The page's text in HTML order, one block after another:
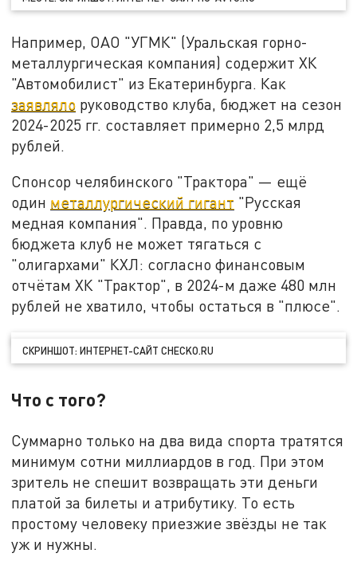
Например, ОАО "УГМК" (Уральская горно-
металлургическая компания) содержит ХК
"Автомобилист" из Екатеринбурга. Как
заявляло руководство клуба, бюджет на сезон
2024-2025 гг. составляет примерно 2,5 млрд
рублей.
Спонсор челябинского "Трактора" — ещё
один металлургический гигант "Русская
медная компания". Правда, по уровню
бюджета клуб не может тягаться с
"олигархами" КХЛ: согласно финансовым
отчётам ХК "Трактор", в 2024-м даже 480 млн
рублей не хватило, чтобы остаться в "плюсе".
СКРИНШОТ: ИНТЕРНЕТ-САЙТ CHECKO.RU
Что с того?
Суммарно только на два вида спорта тратятся
минимум сотни миллиардов в год. При этом
зритель не спешит возвращать эти деньги
платой за билеты и атрибутику. То есть
простому человеку приезжие звёзды не так
уж и нужны.